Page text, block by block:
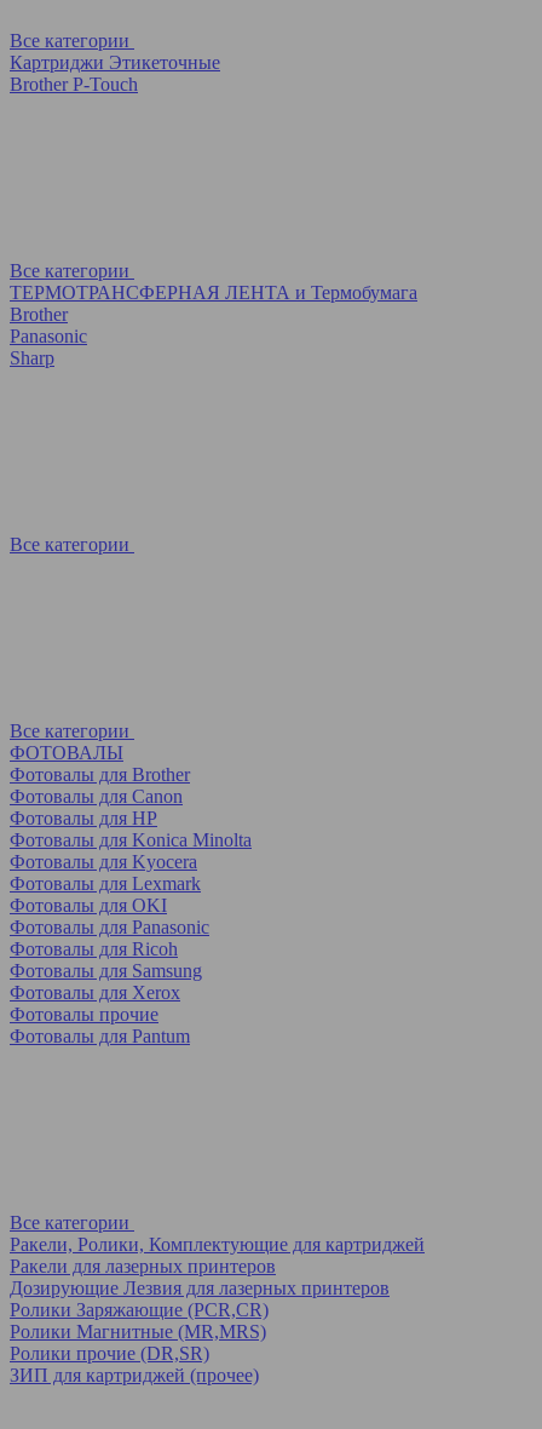
Все категории
Картриджи Этикеточные
Brother P-Touch
Все категории
ТЕРМОТРАНСФЕРНАЯ ЛЕНТА и Термобумага
Brother
Panasonic
Sharp
Все категории
Все категории
ФОТОВАЛЫ
Фотовалы для Brother
Фотовалы для Canon
Фотовалы для HP
Фотовалы для Koniсa Minolta
Фотовалы для Kyocera
Фотовалы для Lexmark
Фотовалы для OKI
Фотовалы для Panasonic
Фотовалы для Ricoh
Фотовалы для Samsung
Фотовалы для Xerox
Фотовалы прочие
Фотовалы для Pantum
Все категории
Ракели, Ролики, Комплектующие для картриджей
Ракели для лазерных принтеров
Дозирующие Лезвия для лазерных принтеров
Ролики Заряжающие (PCR,CR)
Ролики Магнитные (MR,MRS)
Ролики прочие (DR,SR)
ЗИП для картриджей (прочее)